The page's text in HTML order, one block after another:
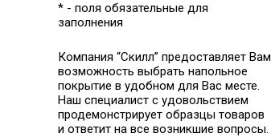
* - поля обязательные для
заполнения
Компания “Скилл” предоставляет Вам
возможность выбрать напольное
покрытие в удобном для Вас месте.
Наш специалист с удовольствием
продемонстрирует образцы товаров
и ответит на все возникшие вопросы.